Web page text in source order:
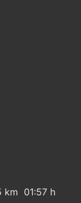
01:57